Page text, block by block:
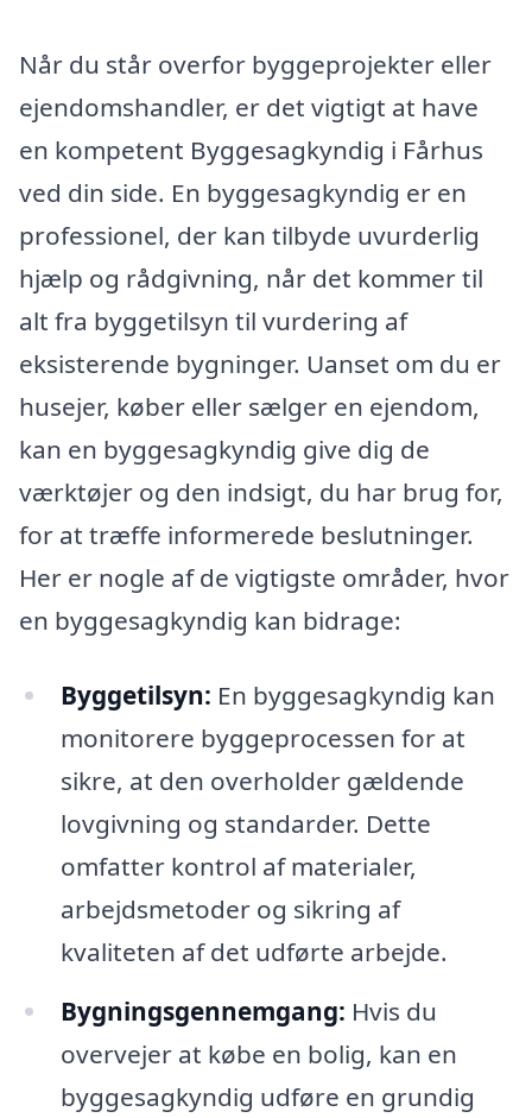
Når du står overfor byggeprojekter eller
ejendomshandler, er det vigtigt at have
en kompetent Byggesagkyndig i Fårhus
ved din side. En byggesagkyndig er en
professionel, der kan tilbyde uvurderlig
hjælp og rådgivning, når det kommer til
alt fra byggetilsyn til vurdering af
eksisterende bygninger. Uanset om du er
husejer, køber eller sælger en ejendom,
kan en byggesagkyndig give dig de
værktøjer og den indsigt, du har brug for,
for at træffe informerede beslutninger.
Her er nogle af de vigtigste områder, hvor
en byggesagkyndig kan bidrage:
Byggetilsyn: En byggesagkyndig kan
monitorere byggeprocessen for at
sikre, at den overholder gældende
lovgivning og standarder. Dette
omfatter kontrol af materialer,
arbejdsmetoder og sikring af
kvaliteten af det udførte arbejde.
Bygningsgennemgang: Hvis du
overvejer at købe en bolig, kan en
byggesagkyndig udføre en grundig